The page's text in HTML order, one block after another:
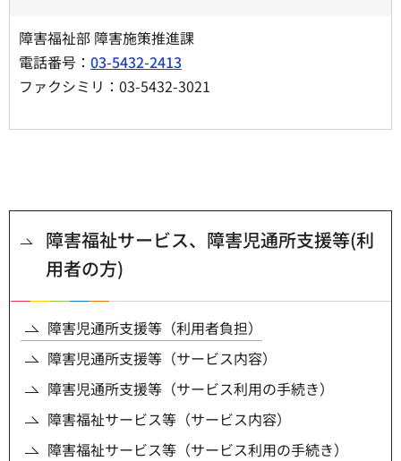
障害福祉部 障害施策推進課
電話番号： 03-5432-2413
ファクシミリ：03-5432-3021
障害福祉サービス、障害児通所支援等(利
用者の方)
障害児通所支援等（利用者負担）
障害児通所支援等（サービス内容）
障害児通所支援等（サービス利用の手続き）
障害福祉サービス等（サービス内容）
障害福祉サービス等（サービス利用の手続き）